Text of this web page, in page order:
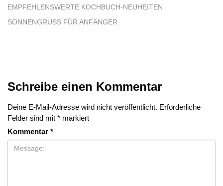
EMPFEHLENSWERTE KOCHBUCH-NEUHEITEN
SONNENGRUSS FÜR ANFÄNGER
Schreibe einen Kommentar
Deine E-Mail-Adresse wird nicht veröffentlicht. Erforderliche
Felder sind mit * markiert
Kommentar *